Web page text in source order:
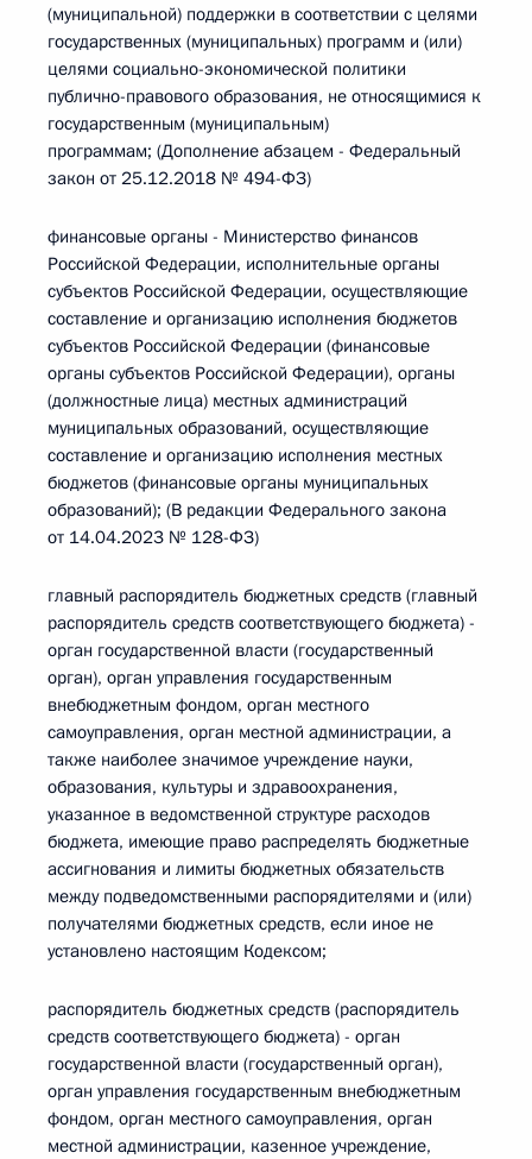
(муниципальной) поддержки в соответствии с целями
государственных (муниципальных) программ и (или)
целями социально-экономической политики
публично-правового образования, не относящимися к
государственным (муниципальным)
программам; (Дополнение абзацем - Федеральный
закон от 25.12.2018 № 494-ФЗ)
финансовые органы - Министерство финансов
Российской Федерации, исполнительные органы
субъектов Российской Федерации, осуществляющие
составление и организацию исполнения бюджетов
субъектов Российской Федерации (финансовые
органы субъектов Российской Федерации), органы
(должностные лица) местных администраций
муниципальных образований, осуществляющие
составление и организацию исполнения местных
бюджетов (финансовые органы муниципальных
образований); (В редакции Федерального закона
от 14.04.2023 № 128-ФЗ)
главный распорядитель бюджетных средств (главный
распорядитель средств соответствующего бюджета) -
орган государственной власти (государственный
орган), орган управления государственным
внебюджетным фондом, орган местного
самоуправления, орган местной администрации, а
также наиболее значимое учреждение науки,
образования, культуры и здравоохранения,
указанное в ведомственной структуре расходов
бюджета, имеющие право распределять бюджетные
ассигнования и лимиты бюджетных обязательств
между подведомственными распорядителями и (или)
получателями бюджетных средств, если иное не
установлено настоящим Кодексом;
распорядитель бюджетных средств (распорядитель
средств соответствующего бюджета) - орган
государственной власти (государственный орган),
орган управления государственным внебюджетным
фондом, орган местного самоуправления, орган
местной администрации, казенное учреждение,